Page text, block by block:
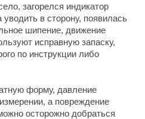
загорелся индикатор
в сторону, появилась
шипение, движение
исправную запаску,
по инструкции либо
форму, давление
а повреждение
осторожно добраться